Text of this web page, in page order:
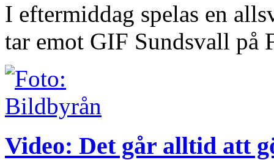
I eftermiddag spelas en
tar emot GIF Sundsvall på
Video: Det går alltid att